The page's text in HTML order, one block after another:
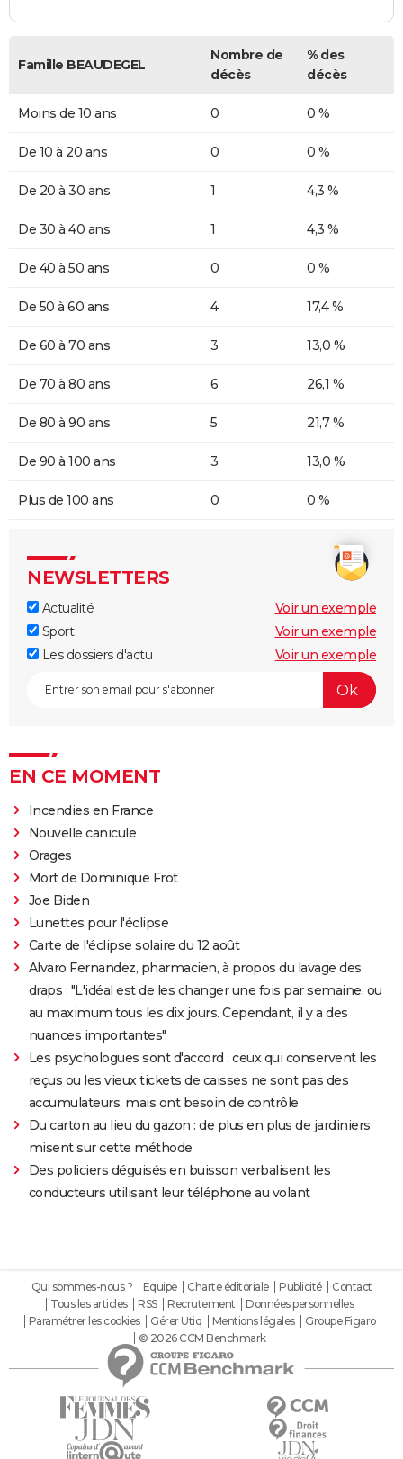
Famille BEAUDEGEL
Nombre de
décès
% des
décès
Moins de 10 ans 0 0 %
De 10 à 20 ans 0 0 %
De 20 à 30 ans 1 4,3 %
De 30 à 40 ans 1 4,3 %
De 40 à 50 ans 0 0 %
De 50 à 60 ans 4 17,4 %
De 60 à 70 ans 3 13,0 %
De 70 à 80 ans 6 26,1 %
De 80 à 90 ans 5 21,7 %
De 90 à 100 ans 3 13,0 %
Plus de 100 ans 0 0 %
NEWSLETTERS
Actualité
Voir un exemple
Sport
Voir un exemple
Les dossiers d'actu
Voir un exemple
EN CE MOMENT
Incendies en France
Nouvelle canicule
Orages
Mort de Dominique Frot
Joe Biden
Lunettes pour l'éclipse
Carte de l'éclipse solaire du 12 août
Alvaro Fernandez, pharmacien, à propos du lavage des
draps : "L'idéal est de les changer une fois par semaine, ou
au maximum tous les dix jours. Cependant, il y a des
nuances importantes"
Les psychologues sont d'accord : ceux qui conservent les
reçus ou les vieux tickets de caisses ne sont pas des
accumulateurs, mais ont besoin de contrôle
Du carton au lieu du gazon : de plus en plus de jardiniers
misent sur cette méthode
Des policiers déguisés en buisson verbalisent les
conducteurs utilisant leur téléphone au volant
Qui sommes-nous ? Equipe Charte éditoriale Publicité
Contact
Tous les articles
RSS Recrutement
Données personnelles
Paramétrer les cookies
Gérer Utiq Mentions légales
Groupe Figaro
© 2026 CCM Benchmark